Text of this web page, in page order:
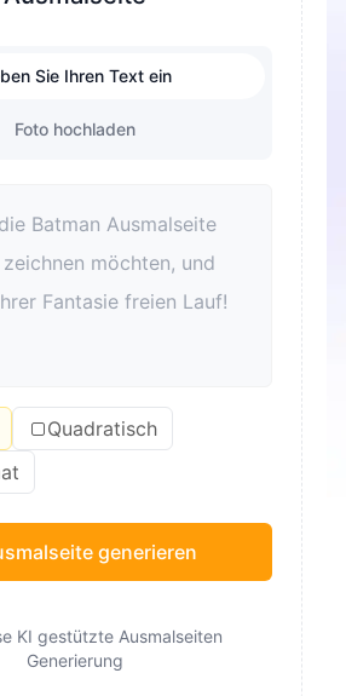
Sie Ihren Text ein
Foto hochladen
Quadratisch
generieren
KI gestützte Ausmalseiten
Generierung